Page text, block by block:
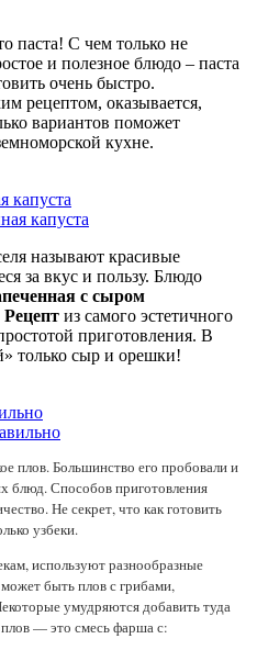
паста! С чем только не
и полезное блюдо – паста
очень быстро.
рецептом, оказывается,
вариантов поможет
кухне.
капуста
называют красивые
за вкус и пользу. Блюдо
с сыром
Рецепт из самого эстетичного
приготовления. В
только сыр и орешки!
плов. Большинство его пробовали и
блюд. Способов приготовления
Не секрет, что как готовить
узбеки.
используют разнообразные
быть плов с грибами,
умудряются добавить туда
— это смесь фарша с: